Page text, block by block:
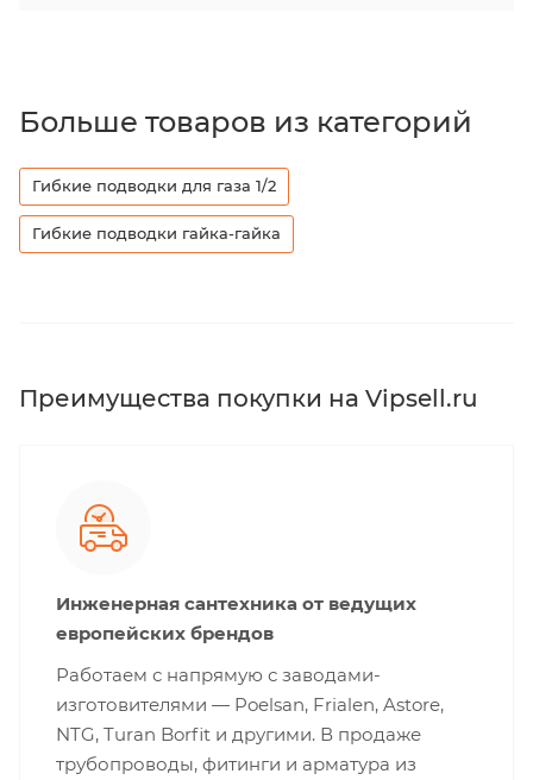
Больше товаров из категорий
Гибкие подводки для газа 1/2
Гибкие подводки гайка-гайка
Преимущества покупки на Vipsell.ru
Инженерная сантехника от ведущих
европейских брендов
Работаем с напрямую с заводами-
изготовителями — Poelsan, Frialen, Astore,
NTG, Turan Borfit и другими. В продаже
трубопроводы, фитинги и арматура из